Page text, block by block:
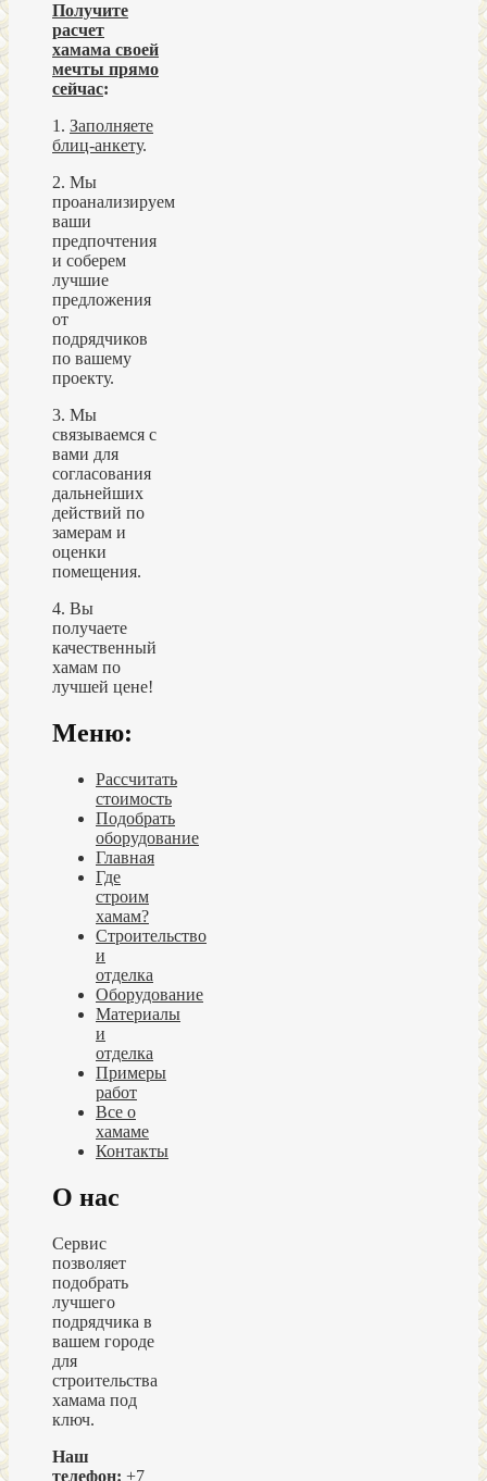
Получите
расчет
хамама своей
мечты прямо
сейчас:
1. Заполняете
блиц-анкету.
2. Мы
проанализируем
ваши
предпочтения
и соберем
лучшие
предложения
от
подрядчиков
по вашему
проекту.
3. Мы
связываемся с
вами для
согласования
дальнейших
действий по
замерам и
оценки
помещения.
4. Вы
получаете
качественный
хамам по
лучшей цене!
Меню:
Рассчитать
стоимость
Подобрать
оборудование
Главная
Где
строим
хамам?
Строительство
и
отделка
Оборудование
Материалы
и
отделка
Примеры
работ
Все о
хамаме
Контакты
О нас
Сервис
позволяет
подобрать
лучшего
подрядчика в
вашем городе
для
строительства
хамама под
ключ.
Наш
телефон: +7